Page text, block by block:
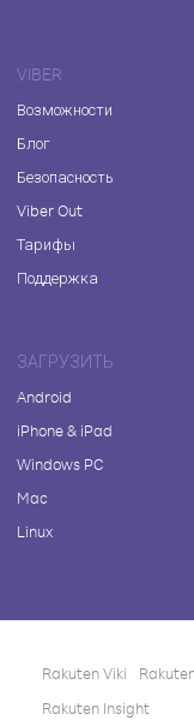
VIBER
Возможности
Блог
Безопасность
Viber Out
Тарифы
Поддержка
ЗАГРУЗИТЬ
Android
iPhone & iPad
Windows PC
Mac
Linux
Rakuten Viki
Rakuten Insight